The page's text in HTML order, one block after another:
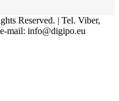
Reserved. | Tel. Viber,
mail: info@digipo.eu